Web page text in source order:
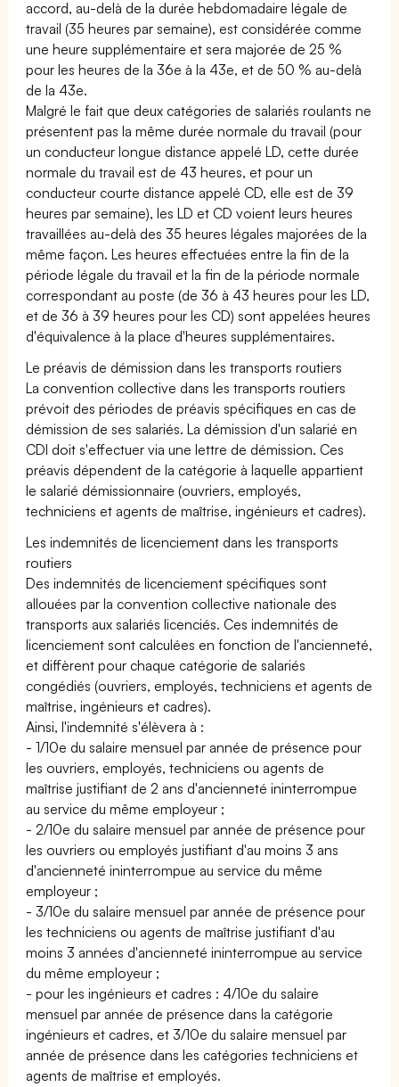
accord, au-delà de la durée hebdomadaire légale de
travail (35 heures par semaine), est considérée comme
une heure supplémentaire et sera majorée de 25 %
pour les heures de la 36e à la 43e, et de 50 % au-delà
de la 43e.
Malgré le fait que deux catégories de salariés roulants ne
présentent pas la même durée normale du travail (pour
un conducteur longue distance appelé LD, cette durée
normale du travail est de 43 heures, et pour un
conducteur courte distance appelé CD, elle est de 39
heures par semaine), les LD et CD voient leurs heures
travaillées au-delà des 35 heures légales majorées de la
même façon. Les heures effectuées entre la fin de la
période légale du travail et la fin de la période normale
correspondant au poste (de 36 à 43 heures pour les LD,
et de 36 à 39 heures pour les CD) sont appelées heures
d'équivalence à la place d'heures supplémentaires.
Le préavis de démission dans les transports routiers
La convention collective dans les transports routiers
prévoit des périodes de préavis spécifiques en cas de
démission de ses salariés. La démission d'un salarié en
CDI doit s'effectuer via une lettre de démission. Ces
préavis dépendent de la catégorie à laquelle appartient
le salarié démissionnaire (ouvriers, employés,
techniciens et agents de maîtrise, ingénieurs et cadres).
Les indemnités de licenciement dans les transports
routiers
Des indemnités de licenciement spécifiques sont
allouées par la convention collective nationale des
transports aux salariés licenciés. Ces indemnités de
licenciement sont calculées en fonction de l'ancienneté,
et diffèrent pour chaque catégorie de salariés
congédiés (ouvriers, employés, techniciens et agents de
maîtrise, ingénieurs et cadres).
Ainsi, l'indemnité s'élèvera à :
- 1/10e du salaire mensuel par année de présence pour
les ouvriers, employés, techniciens ou agents de
maîtrise justifiant de 2 ans d'ancienneté ininterrompue
au service du même employeur ;
- 2/10e du salaire mensuel par année de présence pour
les ouvriers ou employés justifiant d'au moins 3 ans
d'ancienneté ininterrompue au service du même
employeur ;
- 3/10e du salaire mensuel par année de présence pour
les techniciens ou agents de maîtrise justifiant d'au
moins 3 années d'ancienneté ininterrompue au service
du même employeur ;
- pour les ingénieurs et cadres : 4/10e du salaire
mensuel par année de présence dans la catégorie
ingénieurs et cadres, et 3/10e du salaire mensuel par
année de présence dans les catégories techniciens et
agents de maîtrise et employés.